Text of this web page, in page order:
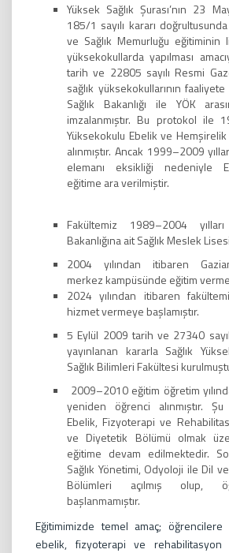
Yüksek Sağlık Şurası’nın 23
185/1 sayılı kararı
ve Sağlık Memurluğu eğitiminin
yüksekokullarda yapılması
tarih ve 22805 sayılı Resmi
sağlık yüksekokullarının
Sağlık Bakanlığı ile YÖK
imzalanmıştır. Bu protokol ile
Yüksekokulu Ebelik ve
alınmıştır. Ancak 1999–2009
elemanı eksikliği nedeniyle
eğitime ara verilmiştir.
Fakültemiz 1989–2004
Bakanlığına ait Sağlık Meslek
2004 yılından itibaren
merkez kampüsünde eğitim
2024 yılından itibaren
hizmet vermeye başlamıştır.
5 Eylül 2009 tarih ve 27340
yayınlanan kararla Sağlık
Sağlık Bilimleri Fakültesi
2009–2010 eğitim öğretim
yeniden öğrenci alınmıştır.
Ebelik, Fizyoterapi ve
ve Diyetetik Bölümü olmak
eğitime devam edilmektedir.
Sağlık Yönetimi, Odyoloji ile Dil
Bölümleri açılmış olup,
başlanmamıştır.
Eğitimimizde temel amaç; öğrencilere
ebelik, fizyoterapi ve